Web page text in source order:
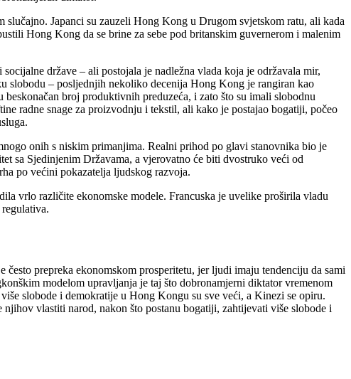
Japanci su zauzeli Hong Kong u Drugom svjetskom ratu, ali kada
Hong Kong da se brine za sebe pod britanskim guvernerom i malenim
države – ali postojala je nadležna vlada koja je održavala mir,
slobodu – posljednjih nekoliko decenija Hong Kong je rangiran kao
broj produktivnih preduzeća, i zato što su imali slobodnu
radne snage za proizvodnju i tekstil, ali kako je postajao bogatiji, počeo
onih s niskim primanjima. Realni prihod po glavi stanovnika bio je
sa Sjedinjenim Državama, a vjerovatno će biti dvostruko veći od
po većini pokazatelja ljudskog razvoja.
vrlo različite ekonomske modele. Francuska je uvelike proširila vladu
prepreka ekonomskom prosperitetu, jer ljudi imaju tendenciju da sami
modelom upravljanja je taj što dobronamjerni diktator vremenom
slobode i demokratije u Hong Kongu su sve veći, a Kinezi se opiru.
vlastiti narod, nakon što postanu bogatiji, zahtijevati više slobode i